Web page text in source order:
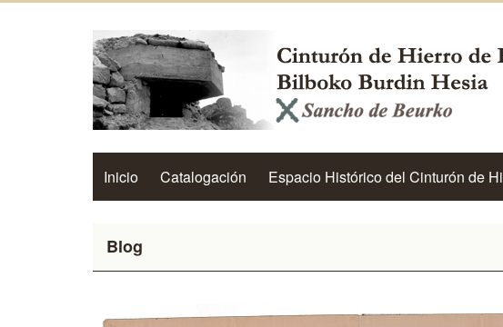
Inicio Catalogación Espacio Histórico del Cinturón de
Blog